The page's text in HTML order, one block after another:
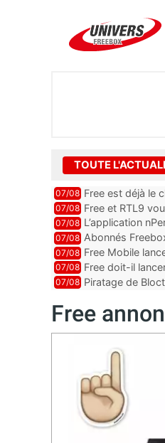
TOUTE
07/08 Free est déjà le
encore au moin...
07/08 Free et RTL9
l’obtenir
07/08 L’application
Mobile, Orange,
07/08 Abonnés
07/08 Free Mobile
des promos et
07/08 Free doit-il
07/08 Piratage de
Free